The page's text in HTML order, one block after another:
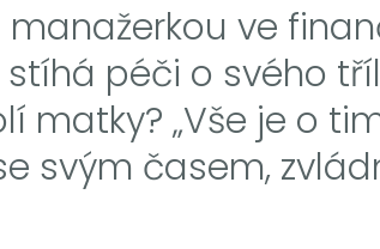
ve
péči o svého
matky? „Vše je o
svým časem,